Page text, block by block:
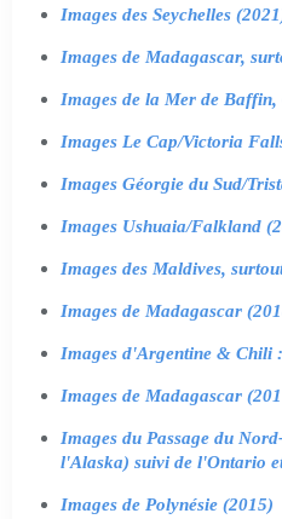
Images des Seychelles
Images de Madagascar,
Images de la Mer de
Images Le Cap/Victoria
Images Géorgie du Sud/
Images Ushuaia/Falkland
Images des Maldives,
Images de Madagascar
Images d'Argentine & Chili
Images de Madagascar
Images du Passage du
l'Alaska) suivi de l'Ontario
Images de Polynésie (2015)